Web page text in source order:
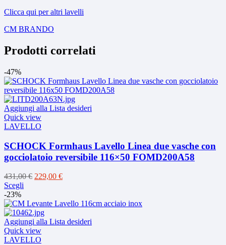
Clicca qui per altri lavelli
CM BRANDO
Prodotti correlati
-47%
Aggiungi alla Lista desideri
Quick view
LAVELLO
SCHOCK Formhaus Lavello Linea due vasche con
gocciolatoio reversibile 116×50 FOMD200A58
431,00€ Il
era:
431,00 €.
229,00 €Il
è:
Scegli
ha
più
varianti.
Le
opzioni
-23%
Aggiungi alla Lista desideri
Quick view
LAVELLO